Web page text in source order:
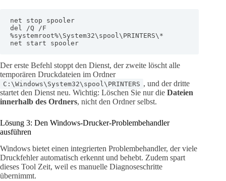
net stop spooler
del /Q /F
%systemroot%\System32\spool\PRINTERS\*
net start spooler
Der erste Befehl stoppt den Dienst, der zweite löscht alle
temporären Druckdateien im Ordner
C:\Windows\System32\spool\PRINTERS , und der dritte
startet den Dienst neu. Wichtig: Löschen Sie nur die Dateien
innerhalb des Ordners, nicht den Ordner selbst.
Lösung 3: Den Windows-Drucker-Problembehandler
ausführen
Windows bietet einen integrierten Problembehandler, der viele
Druckfehler automatisch erkennt und behebt. Zudem spart
dieses Tool Zeit, weil es manuelle Diagnoseschritte
übernimmt.